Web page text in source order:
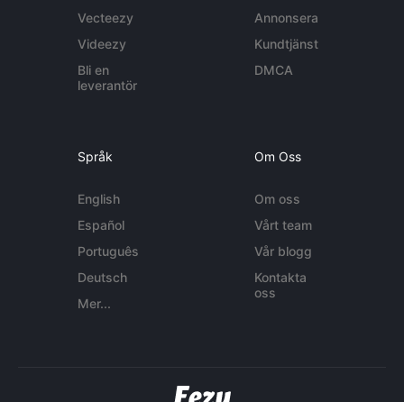
Vecteezy
Videezy
Bli en
leverantör
Annonsera
Kundtjänst
DMCA
Språk
English
Español
Português
Deutsch
Mer...
Om Oss
Om oss
Vårt team
Vår blogg
Kontakta
oss